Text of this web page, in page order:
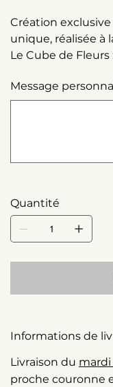
Création
unique, réalisée à
Le Cube de
Message
Quantité
Informations de
Livraison du mardi
proche couronne